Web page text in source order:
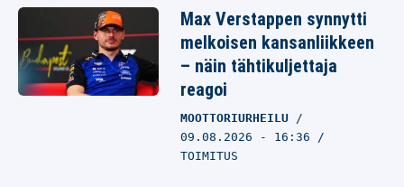
Max Verstappen synnytti
melkoisen kansanliikkeen
– näin tähtikuljettaja
reagoi
MOOTTORIURHEILU
09.08.2026 - 16:36
TOIMITUS